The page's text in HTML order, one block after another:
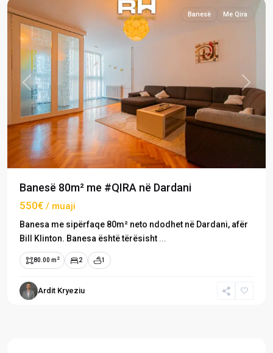
Previous Next
Banesë Me Qira
Banesë 80m² me #QIRA në Dardani
550€ / muaji
Banesa me sipërfaqe 80m² neto ndodhet në Dardani, afër
Bill Klinton. Banesa është tërësisht ...
80.00 m 2 2 1
Ardit Kryeziu